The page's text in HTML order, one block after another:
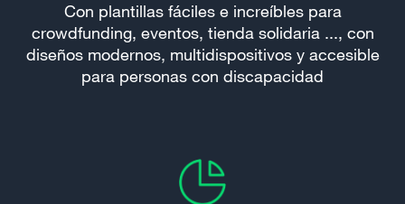
Con plantillas fáciles e increíbles para
crowdfunding, eventos, tienda solidaria ..., con
diseños modernos, multidispositivos y accesible
para personas con discapacidad